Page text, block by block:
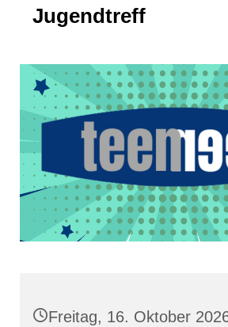
Jugendtreff
Freitag, 16. Oktober